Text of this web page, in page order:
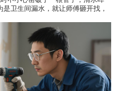
卫生间漏水，就让师傅砸开找，